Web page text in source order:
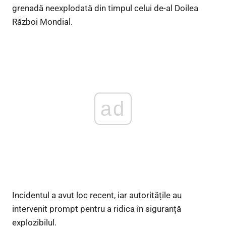
grenadă neexplodată din timpul celui de-al Doilea
Război Mondial.
ad
Incidentul a avut loc recent, iar autoritățile au
intervenit prompt pentru a ridica în siguranță
explozibilul.